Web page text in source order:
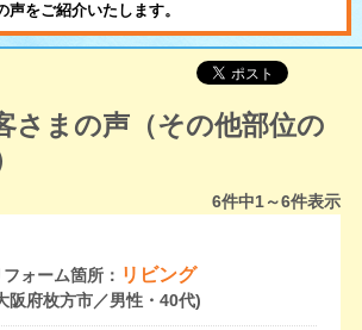
をご紹介いたします。
さまの声（その他部位の
6件中1～6件表示
フォーム箇所： リビング
阪府枚方市／男性・40代)